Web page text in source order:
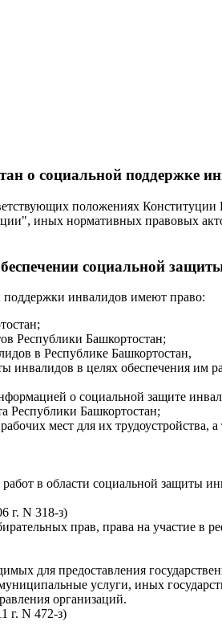
о социальной поддержке
положениях
иных нормативных правовых
социальной
поддержки инвалидов имеют право:
Республики Башкортостан;
в Республике Башкортостан,
инвалидов в целях обеспечения им
о социальной защите
Республики Башкортостан;
мест для их трудоустройства,
в области социальной защиты
г. N 318-з)
прав, права на участие в
для предоставления
услуги, иных
организаций.
г. N 472-з)